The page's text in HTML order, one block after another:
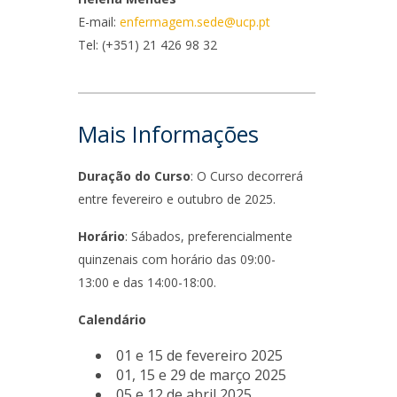
UCP2 Mental Health
E-mail:enfermagem.sede@ucp.pt
Tel: (+351) 21 426 98 32
Mais Informações
Duração do Curso: O Curso decorrerá
entre fevereiro e outubro de 2025.
Horário: Sábados, preferencialmente
quinzenais com horário das 09:00-
13:00 e das 14:00-18:00.
Calendário
01 e 15 de fevereiro 2025
01, 15 e 29 de março 2025